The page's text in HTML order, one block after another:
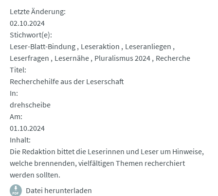
Letzte Änderung
02.10.2024
Stichwort(e)
Leser-Blatt-Bindung Leseraktion
Leseranliegen
Leserfragen
Lesernähe Pluralismus 2024 Recherche
Titel
Recherchehilfe aus der Leserschaft
In
drehscheibe
Am
01.10.2024
Inhalt
Die Redaktion bittet die Leserinnen und Leser um Hinweise,
welche brennenden, vielfältigen Themen recherchiert
werden sollten.
Datei herunterladen